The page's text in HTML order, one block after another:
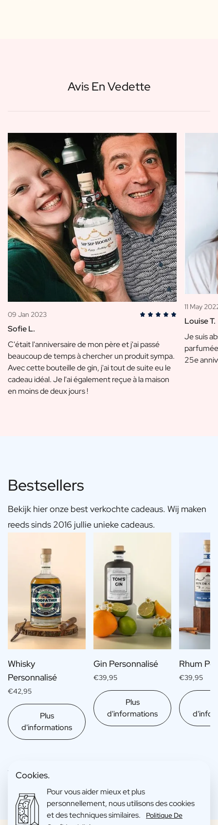
Avis En Vedette
09 Jan 2023
Sofie L.
C'était l'anniversaire de mon père et j'ai passé
beaucoup de temps à chercher un produit sympa.
Avec cette bouteille de gin, j'ai tout de suite eu le
cadeau idéal. Je l'ai également reçue à la maison
en moins de deux jours !
11 May
Louise T.
Je suis
25e
Bestsellers
Bekijk hier onze best verkochte cadeaus. Wij maken
reeds sinds 2016 jullie unieke cadeaus.
Whisky
Personnalisé
€42,95
Plus
d'informations
Gin Personnalisé
€39,95
Plus
d'informations
Rhum
€39,95
Cookies.
Pour vous aider mieux et plus
personnellement, nous utilisons des cookies
et des techniques similaires.
Politique De